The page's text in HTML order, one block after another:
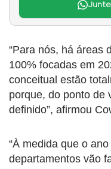
“Para nós, há áreas
100% focadas em
conceitual estão
porque, do ponto de
definido”, afirmou
“À medida que o
departamentos vão